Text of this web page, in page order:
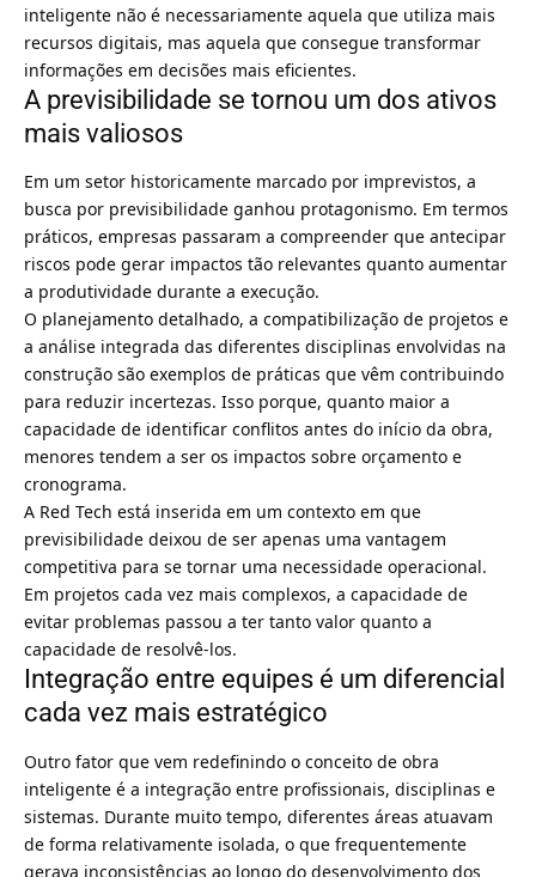
inteligente não é necessariamente aquela que utiliza mais
recursos digitais, mas aquela que consegue transformar
informações em decisões mais eficientes.
A previsibilidade se tornou um dos ativos
mais valiosos
Em um setor historicamente marcado por imprevistos, a
busca por previsibilidade ganhou protagonismo. Em termos
práticos, empresas passaram a compreender que antecipar
riscos pode gerar impactos tão relevantes quanto aumentar
a produtividade durante a execução.
O planejamento detalhado, a compatibilização de projetos e
a análise integrada das diferentes disciplinas envolvidas na
construção são exemplos de práticas que vêm contribuindo
para reduzir incertezas. Isso porque, quanto maior a
capacidade de identificar conflitos antes do início da obra,
menores tendem a ser os impactos sobre orçamento e
cronograma.
A Red Tech está inserida em um contexto em que
previsibilidade deixou de ser apenas uma vantagem
competitiva para se tornar uma necessidade operacional.
Em projetos cada vez mais complexos, a capacidade de
evitar problemas passou a ter tanto valor quanto a
capacidade de resolvê-los.
Integração entre equipes é um diferencial
cada vez mais estratégico
Outro fator que vem redefinindo o conceito de obra
inteligente é a integração entre profissionais, disciplinas e
sistemas. Durante muito tempo, diferentes áreas atuavam
de forma relativamente isolada, o que frequentemente
gerava inconsistências ao longo do desenvolvimento dos